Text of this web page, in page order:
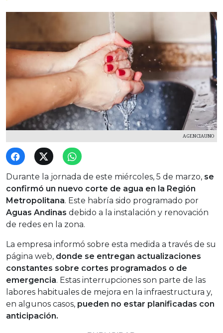
AGENCIAUNO
Durante la jornada de este miércoles, 5 de marzo, se
confirmó un nuevo corte de agua en la Región
Metropolitana. Este habría sido programado por
Aguas Andinas debido a la instalación y renovación
de redes en la zona.
La empresa informó sobre esta medida a través de su
página web, donde se entregan actualizaciones
constantes sobre cortes programados o de
emergencia. Estas interrupciones son parte de las
labores habituales de mejora en la infraestructura y,
en algunos casos, pueden no estar planificadas con
anticipación.